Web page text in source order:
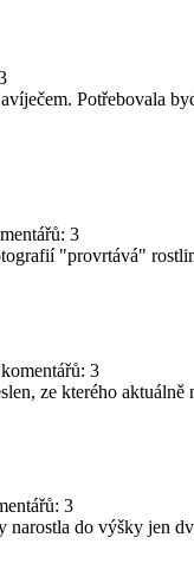
Potřebovala
3
"provrtává"
3
ze kterého
3
do výšky jen